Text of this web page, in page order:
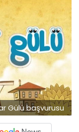
Gülü başvurusu